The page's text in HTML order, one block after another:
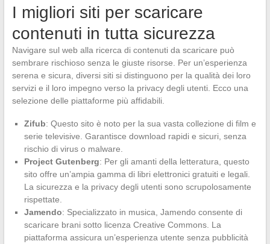
I migliori siti per scaricare
contenuti in tutta sicurezza
Navigare sul web alla ricerca di contenuti da scaricare può
sembrare rischioso senza le giuste risorse. Per un’esperienza
serena e sicura, diversi siti si distinguono per la qualità dei loro
servizi e il loro impegno verso la privacy degli utenti. Ecco una
selezione delle piattaforme più affidabili.
Zifub: Questo sito è noto per la sua vasta collezione di film e
serie televisive. Garantisce download rapidi e sicuri, senza
rischio di virus o malware.
Project Gutenberg: Per gli amanti della letteratura, questo
sito offre un’ampia gamma di libri elettronici gratuiti e legali.
La sicurezza e la privacy degli utenti sono scrupolosamente
rispettate.
Jamendo: Specializzato in musica, Jamendo consente di
scaricare brani sotto licenza Creative Commons. La
piattaforma assicura un’esperienza utente senza pubblicità